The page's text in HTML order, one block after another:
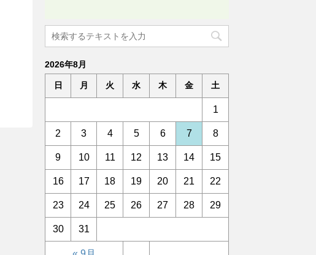
2026年8月
日 月 火 水 木 金 土
1
2 3 4 5 6 7 8
9 10 11 12 13 14 15
16 17 18 19 20 21 22
23 24 25 26 27 28 29
30 31